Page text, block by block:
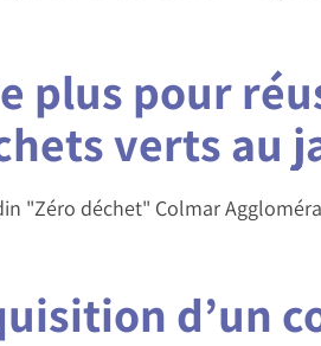
plus pour
verts au
"Zéro déchet" Colmar
d’un